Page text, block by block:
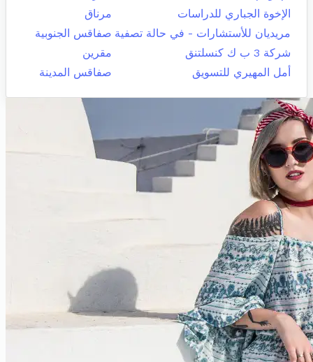
الإخوة الجباري للدراسات
مرناق
مريديان للأستشارات - في حالة تصفية صفاقس الجنوبية
شركة 3 ب ك كنسلتنق
مقرين
أمل المهيري للتسويق
صفاقس المدينة